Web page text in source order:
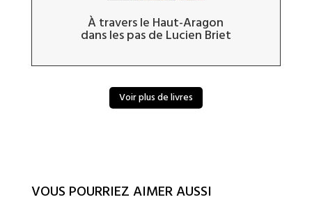
À travers le Haut-Aragon
dans les pas de Lucien Briet
Voir plus de livres
VOUS POURRIEZ AIMER AUSSI